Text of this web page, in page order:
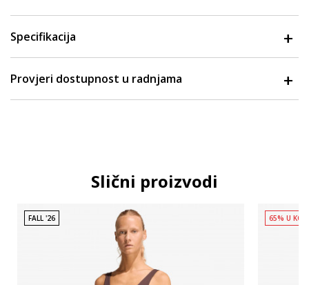
Specifikacija
Provjeri dostupnost u radnjama
Slični proizvodi
FALL '26 65% U